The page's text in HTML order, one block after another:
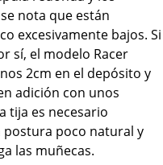
nota que están
excesivamente bajos. Si
sí, el modelo Racer
2cm en el depósito y
adición con unos
tija es necesario
poco natural y
las muñecas.